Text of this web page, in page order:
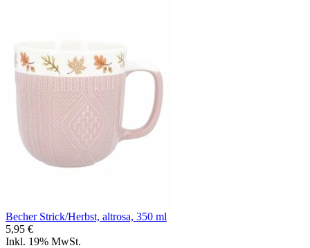
Becher Strick/Herbst, altrosa, 350 ml
5,95 €
Inkl. 19% MwSt.